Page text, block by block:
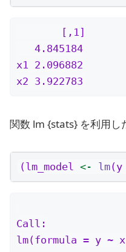
x1 2.096882
x2 3.922783
関数 lm {stats} を利用し
(lm_model <- lm(y
Call:
lm(formula = y ~